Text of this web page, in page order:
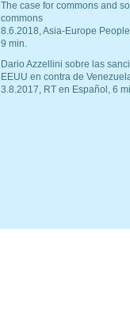
The case for commons and
commons
8.6.2018, Asia-Europe
9 min.
Dario Azzellini sobre las
EEUU en contra de
3.8.2017, RT en Español, 6